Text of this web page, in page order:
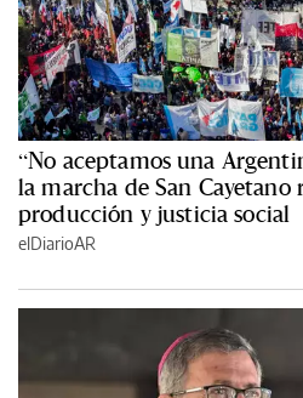
“No aceptamos una
la marcha de San Cayetano
producción y justicia social
elDiarioAR